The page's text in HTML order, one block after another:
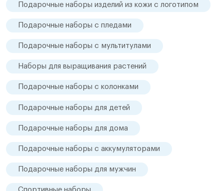
Подарочные наборы изделий из кожи с логотипом
Подарочные наборы с пледами
Подарочные наборы с мультитулами
Наборы для выращивания растений
Подарочные наборы с колонками
Подарочные наборы для детей
Подарочные наборы для дома
Подарочные наборы с аккумуляторами
Подарочные наборы для мужчин